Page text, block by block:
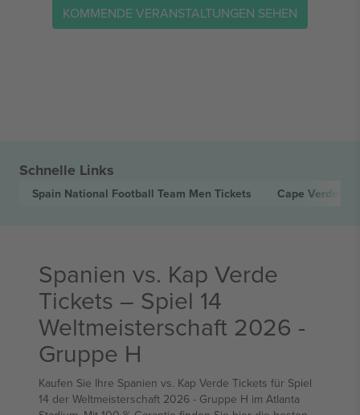
KOMMENDE VERANSTALTUNGEN SEHEN
Schnelle Links
Spain National Football Team Men Tickets Cape Verde
Spanien vs. Kap Verde
Tickets – Spiel 14
Weltmeisterschaft 2026 -
Gruppe H
Kaufen Sie Ihre Spanien vs. Kap Verde Tickets für Spiel
14 der Weltmeisterschaft 2026 - Gruppe H im Atlanta